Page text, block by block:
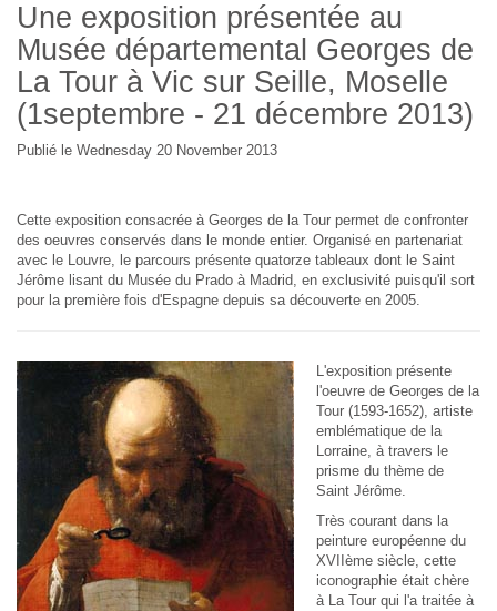
Une exposition présentée au
Musée départemental Georges de
La Tour à Vic sur Seille, Moselle
(1septembre - 21 décembre 2013)
Publié le Wednesday 20 November 2013
Cette exposition consacrée à Georges de la Tour permet de confronter
des oeuvres conservés dans le monde entier. Organisé en partenariat
avec le Louvre, le parcours présente quatorze tableaux dont le Saint
Jérôme lisant du Musée du Prado à Madrid, en exclusivité puisqu'il sort
pour la première fois d'Espagne depuis sa découverte en 2005.
L'exposition présente
l'oeuvre de Georges de la
Tour (1593-1652), artiste
emblématique de la
Lorraine, à travers le
prisme du thème de
Saint Jérôme.
Très courant dans la
peinture européenne du
XVIIème siècle, cette
iconographie était chère
à La Tour qui l'a traitée à